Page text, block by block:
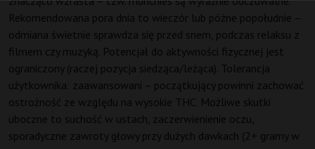
Rekomendowana pora dnia to wieczór lub późne popołudnie –
odmiana świetnie sprawdza się przed snem, podczas relaksu z
filmem czy muzyką. Potencjał do aktywności fizycznej jest
ograniczony (raczej pozycja siedząca/leżąca). Tolerancja
użytkownika: zaawansowani – początkujący powinni zachować
ostrożność ze względu na wysokie THC. Możliwe skutki
uboczne to suchość w ustach, zaczerwienienie oczu,
sporadyczne zawroty głowy przy dużych dawkach (2+ gramy w